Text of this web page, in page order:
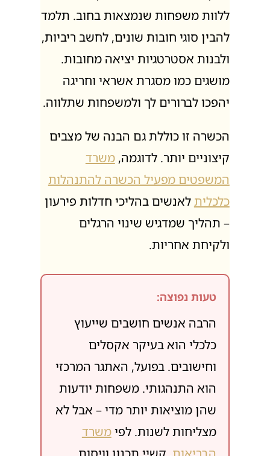
חלק מרכזי בעבודה של יועץ כלכלי הוא
ללוות משפחות שנמצאות בחוב. תלמד
להבין סוגי חובות שונים, לחשב ריביות,
ולבנות אסטרטגיות יציאה מחובות.
מושגים כמו מסגרת אשראי וחריגה
הכשרה זו כוללת גם הבנה של מצבים
קיצוניים יותר. לדוגמה,משרד
המשפטים מפעיל הכשרה להתנהלות
כלכליתלאנשים בהליכי חדלות פירעון
– תהליך שמדגיש שינוי הרגלים
הרבה אנשים חושבים שייעוץ
כלכלי הוא בעיקר אקסלים
וחישובים. בפועל, האתגר המרכזי
הוא התנהגותי. משפחות יודעות
שהן מוציאות יותר מדי – אבל לא
מצליחות לשנות. לפי משרד